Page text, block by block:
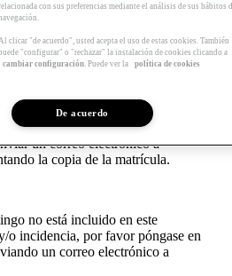
73,50 €
los COAC Joven, deberán enviar un
informando de su
un correo electrónico a
la copia de la matrícula.
no está incluido en este
o incidencia, por favor póngase en
un correo electrónico a
con sus preferencias mediante el análisis de sus hábitos
Al clicar "de acuerdo", usted acepta el uso de estas cookies. También
"configurar" o "rechazar" la instalación de cookies clicando a
cambiar configuración. Puede ver la política de cookies
De acuerdo